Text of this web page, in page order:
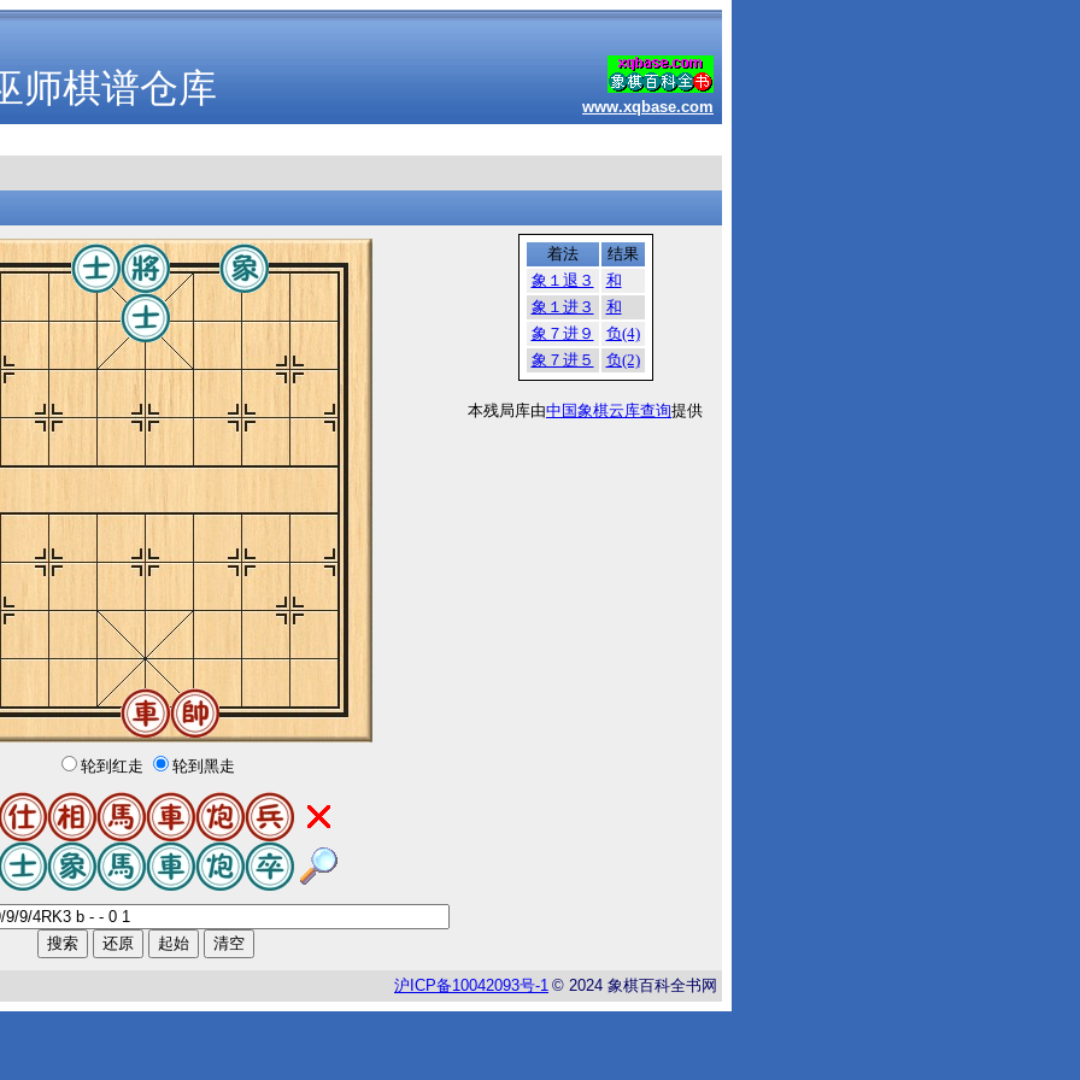
师棋谱仓库 www.xqbase.com
轮到红走 轮到黑走
着法
结果
象１退３
和
象１进３
和
象７进９
负(4)
象７进５
负(2)
本残局库由中国象棋云库查询提供
沪 ICP备10042093号-1 © 2024 象棋百科全书网